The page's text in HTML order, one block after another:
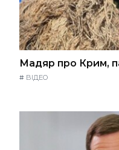
Мадяр про Крим,
# ВІДЕО